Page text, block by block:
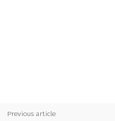
Previous article